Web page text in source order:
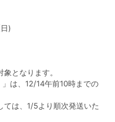
が管理する製
が必要なもの
：東京くらしWEB
)
となります。
は、12/14午前10時までの
は、1/5より順次発送いた